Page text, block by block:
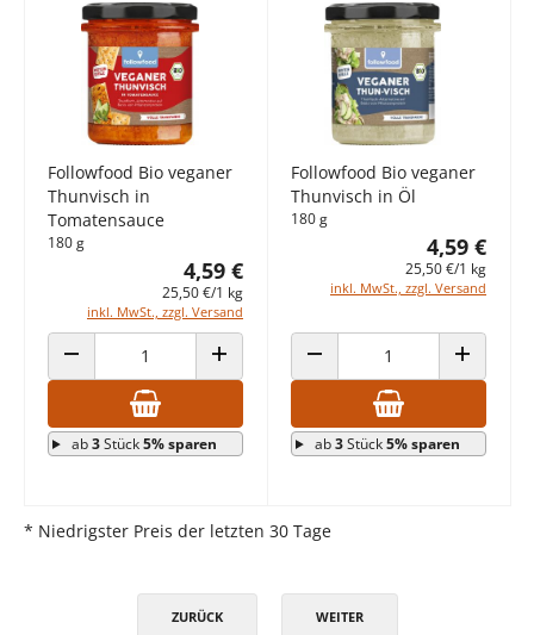
Followfood Bio veganer
Thunvisch in
Tomatensauce
180 g
4,59 €
25,50 €/1 kg
inkl. MwSt., zzgl. Versand
ANZAHL VERRINGERN ANZAHL ERHÖHEN
ab3Stück5% sparen
Followfood Bio veganer
Thunvisch in Öl
180 g
4,59 €
25,50 €/1 kg
inkl. MwSt., zzgl. Versand
ANZAHL VERRINGERN ANZAHL
ab3Stück5% sparen
* Niedrigster Preis der letzten 30 Tage
ZURÜCK WEITER